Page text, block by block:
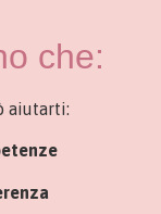
che:
aiutarti: